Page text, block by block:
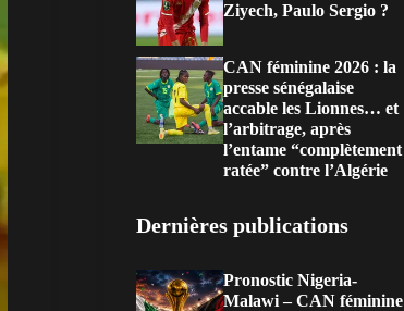
Ziyech, Paulo Sergio ?
CAN féminine 2026 : la
presse sénégalaise
accable les Lionnes… et
l’arbitrage, après
l’entame “complètement
ratée” contre l’Algérie
Dernières publications
Pronostic Nigeria-
Malawi – CAN féminine